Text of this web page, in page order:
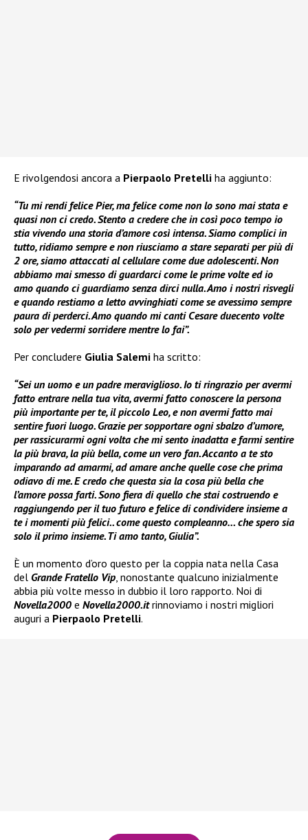
E rivolgendosi ancora a Pierpaolo Pretelli ha aggiunto:
“Tu mi rendi felice Pier, ma felice come non lo sono mai stata e
quasi non ci credo. Stento a credere che in così poco tempo io
stia vivendo una storia d’amore così intensa. Siamo complici in
tutto, ridiamo sempre e non riusciamo a stare separati per più di
2 ore, siamo attaccati al cellulare come due adolescenti. Non
abbiamo mai smesso di guardarci come le prime volte ed io
amo quando ci guardiamo senza dirci nulla. Amo i nostri risvegli
e quando restiamo a letto avvinghiati come se avessimo sempre
paura di perderci. Amo quando mi canti Cesare duecento volte
solo per vedermi sorridere mentre lo fai”.
Per concludere Giulia Salemi ha scritto:
“Sei un uomo e un padre meraviglioso. Io ti ringrazio per avermi
fatto entrare nella tua vita, avermi fatto conoscere la persona
più importante per te, il piccolo Leo, e non avermi fatto mai
sentire fuori luogo. Grazie per sopportare ogni sbalzo d’umore,
per rassicurarmi ogni volta che mi sento inadatta e farmi sentire
la più brava, la più bella, come un vero fan. Accanto a te sto
imparando ad amarmi, ad amare anche quelle cose che prima
odiavo di me. E credo che questa sia la cosa più bella che
l’amore possa farti. Sono fiera di quello che stai costruendo e
raggiungendo per il tuo futuro e felice di condividere insieme a
te i momenti più felici.. come questo compleanno… che spero sia
solo il primo insieme. Ti amo tanto, Giulia”.
È un momento d’oro questo per la coppia nata nella Casa
del Grande Fratello Vip, nonostante qualcuno inizialmente
abbia più volte messo in dubbio il loro rapporto. Noi di
Novella2000 e Novella2000.itrinnoviamo i nostri migliori
auguri a Pierpaolo Pretelli.